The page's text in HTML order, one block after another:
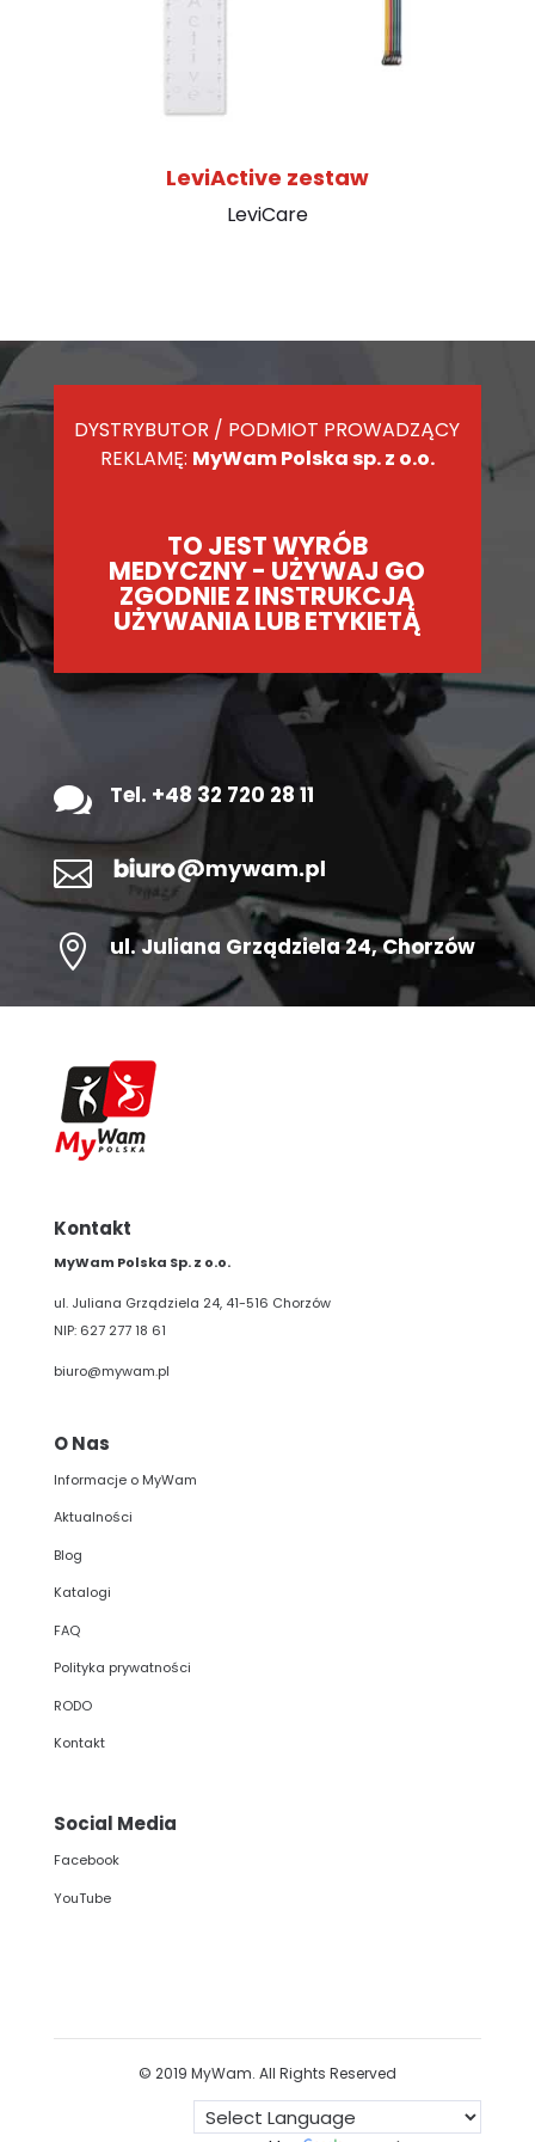
LeviActive zestaw
LeviCare
DYSTRYBUTOR / PODMIOT PROWADZĄCY
REKLAMĘ: MyWam Polska sp. z o.o.
TO JEST WYRÓB
MEDYCZNY - UŻYWAJ GO
ZGODNIE Z INSTRUKCJĄ
UŻYWANIA LUB ETYKIETĄ
 Tel. +48 32 720 28 11

 ul.Juliana Grządziela 24, Chorzów
Kontakt
MyWam Polska Sp. z o.o.
ul. Juliana Grządziela 24, 41-516 Chorzów
NIP: 627 277 18 61
biuro@mywam.pl
O Nas
Informacje o MyWam
Aktualności
Blog
Katalogi
FAQ
Polityka prywatności
RODO
Kontakt
Social Media
Facebook
YouTube
© 2019 MyWam. All Rights Reserved